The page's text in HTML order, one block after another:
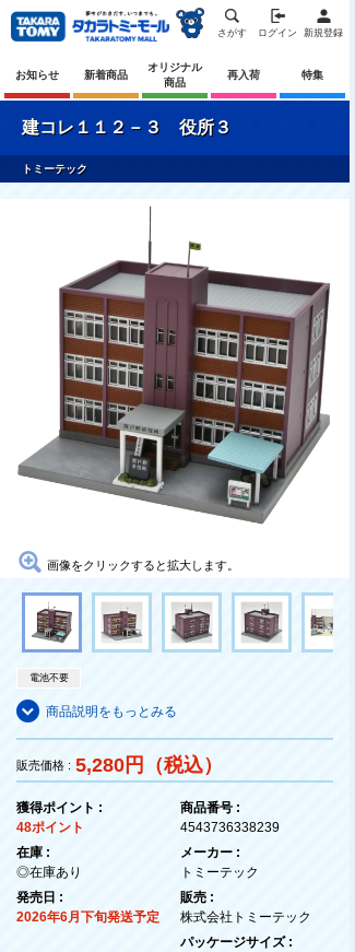
さがす ログイン 新規登録
お知らせ 新着商品
オリジナル
商品
再入荷 特集
建コレ１１２－３ 役所３
トミーテック
画像をクリックすると拡大します。
電池不要
商品説明をもっとみる
販売価格 : 5,280円（税込）
獲得ポイント :
48ポイント
在庫 :
◎在庫あり
発売日 :
2026年6月下旬発送予定
商品番号 :
4543736338239
メーカー :
トミーテック
販売 :
株式会社トミーテック
パッケージサイズ :